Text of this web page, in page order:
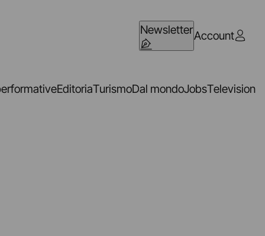
NewsletterAccount
EditoriaTurismoDal mondoJobsTelevision